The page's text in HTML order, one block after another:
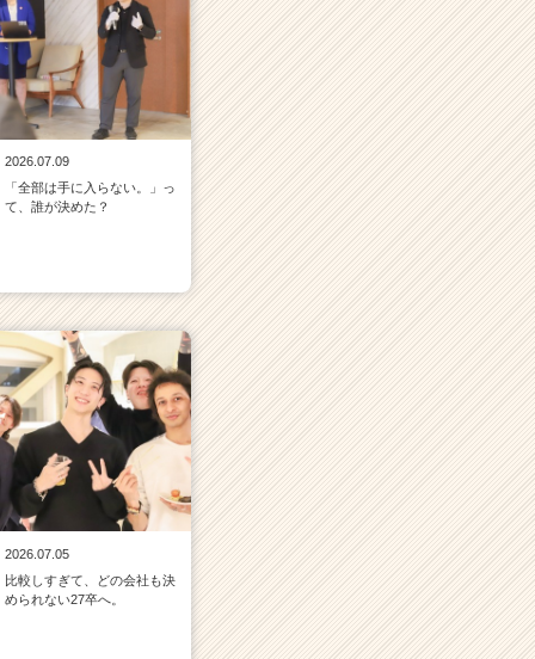
2026.07.09
「全部は手に入らない。」っ
て、誰が決めた？
2026.07.05
比較しすぎて、どの会社も決
められない27卒へ。